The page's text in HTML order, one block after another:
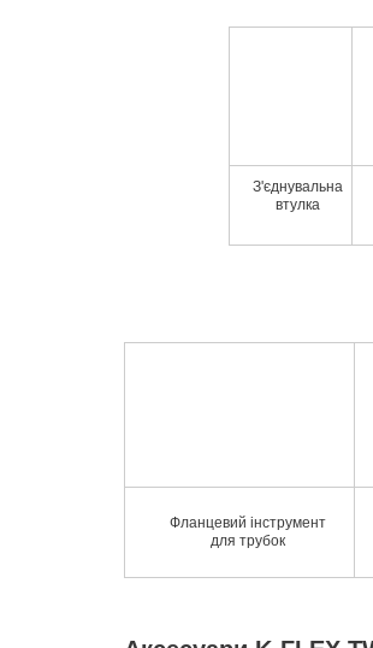
З'єднувальна
втулка
Фланцевий інструмент
для трубок